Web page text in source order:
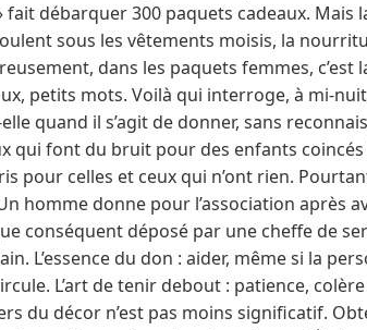
débarquer 300 paquets cadeaux. Mais
sous les vêtements moisis, la
dans les paquets femmes, c’est
petits mots. Voilà qui interroge, à mi-
quand il s’agit de donner, sans
qui font du bruit pour des enfants
pour celles et ceux qui n’ont rien.
homme donne pour l’association après
conséquent déposé par une cheffe de
L’essence du don : aider, même si la
L’art de tenir debout : patience,
du décor n’est pas moins significatif.